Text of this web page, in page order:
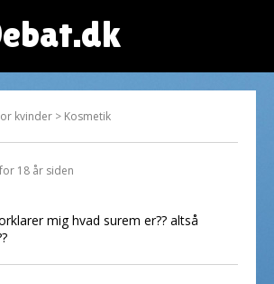
kvinder > Kosmetik
for 18 år siden
mig hvad surem er?? altså